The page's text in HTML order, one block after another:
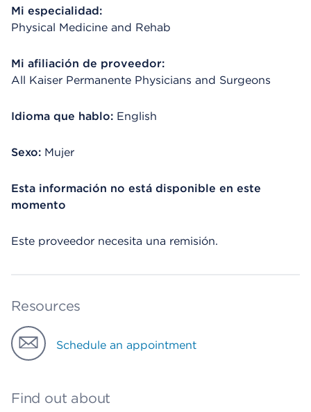
Mi especialidad:
Physical Medicine and Rehab
Mi afiliación de proveedor:
All Kaiser Permanente Physicians and Surgeons
Idioma que hablo: English
Sexo: Mujer
Esta información no está disponible en este
momento
Este proveedor necesita una remisión.
Resources
Schedule an appointment
Find out about